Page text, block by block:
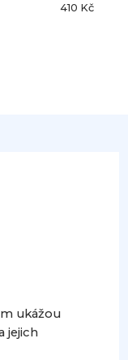
410 Kč
ukážou
jejich